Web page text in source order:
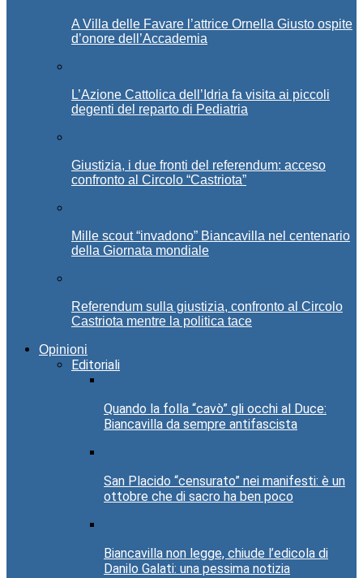
A Villa delle Favare l’attrice Ornella Giusto ospite
d’onore dell’Accademia
L’Azione Cattolica dell’Idria fa visita ai piccoli
degenti del reparto di Pediatria
Giustizia, i due fronti del referendum: acceso
confronto al Circolo “Castriota”
Mille scout “invadono” Biancavilla nel centenario
della Giornata mondiale
Referendum sulla giustizia, confronto al Circolo
Castriota mentre la politica tace
Opinioni
Editoriali
Quando la folla “cavò” gli occhi al Duce:
Biancavilla da sempre antifascista
San Placido “censurato” nei manifesti: è un
ottobre che di sacro ha ben poco
Biancavilla non legge, chiude l’edicola di
Danilo Galati: una pessima notizia